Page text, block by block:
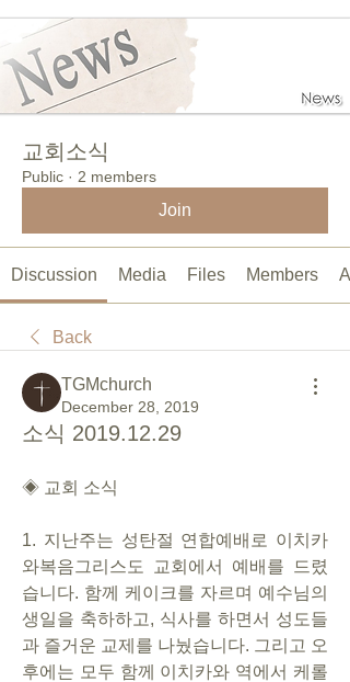
교회소식
Public · 2 members
Join
Discussion Media Files Members
Back
TGMchurch
December 28, 2019
소식 2019.12.29
◈ 교회 소식
1. 지난주는 성탄절 연합예배로 이치카
와복음그리스도 교회에서 예배를 드렸
습니다. 함께 케이크를 자르며 예수님의
생일을 축하하고, 식사를 하면서 성도들
과 즐거운 교제를 나눴습니다. 그리고 오
후에는 모두 함께 이치카와 역에서 케롤